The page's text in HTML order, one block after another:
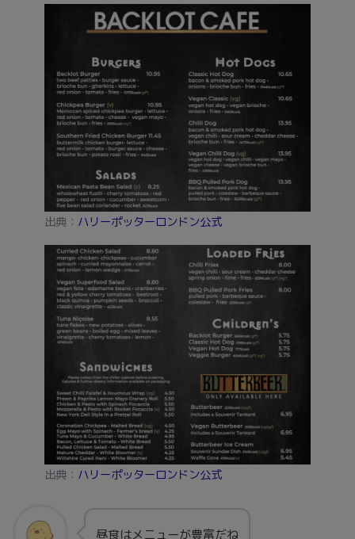
出典： ハリーポッターロンドン公式
出典： ハリーポッターロンドン公式
昼食はメニューが豊富だね